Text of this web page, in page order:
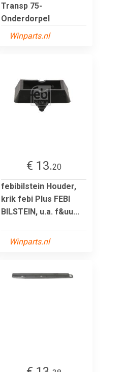
Transp 75-
Onderdorpel
Winparts.nl
€ 13.20
febibilstein Houder,
krik febi Plus FEBI
BILSTEIN, u.a. f&uu...
Winparts.nl